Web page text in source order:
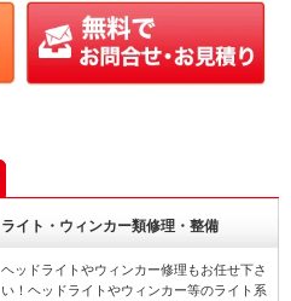
ライト・ウィンカー類修理・整備
ヘッドライトやウィンカー修理もお任せ下さ
い！ヘッドライトやウィンカー等のライト系